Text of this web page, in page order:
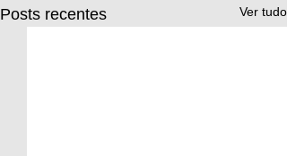
Posts recentes Ver tudo